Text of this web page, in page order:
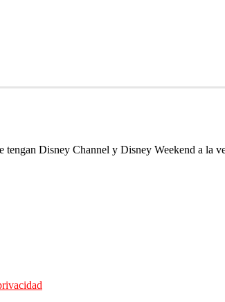
Disney Channel y Disney Weekend a la